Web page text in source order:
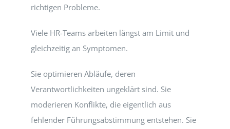
richtigen Probleme.
Viele HR-Teams arbeiten längst am Limit und
gleichzeitig an Symptomen.
Sie optimieren Abläufe, deren
Verantwortlichkeiten ungeklärt sind. Sie
moderieren Konflikte, die eigentlich aus
fehlender Führungsabstimmung entstehen. Sie